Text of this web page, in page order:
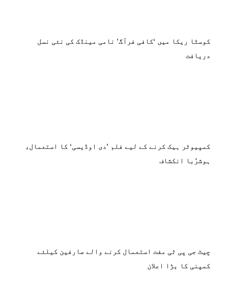
کوسٹا ریکا میں ‘کافی فرآگ’ نامی مینڈک کی نئی نسل
دریافت
کمپیوٹر ہیک کرنے کے لیے فلم ’دی اوڈیسی‘ کا استعمال،
ہوشرُبا انکشاف
چیٹ جی پی ٹی مفت استعمال کرنے والے صارفین کیلئے
کمپنی کا بڑا اعلان